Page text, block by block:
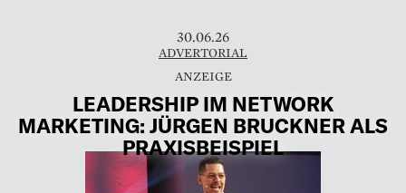
30.06.26
ADVERTORIAL
LEADERSHIP IM NETWORK
MARKETING: JÜRGEN BRUCKNER ALS
PRAXISBEISPIEL